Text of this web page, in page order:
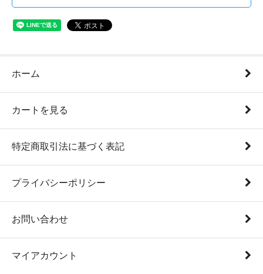
ホーム
カートを見る
特定商取引法に基づく表記
プライバシーポリシー
お問い合わせ
マイアカウント